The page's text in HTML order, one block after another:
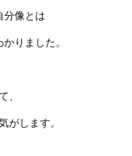
分像とは
りました。
、
がします。